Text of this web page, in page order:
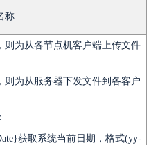
称
则为从各节点机客户端上传文件
则为从服务器下发文件到各客户
获取系统当前日期，格式(yy-